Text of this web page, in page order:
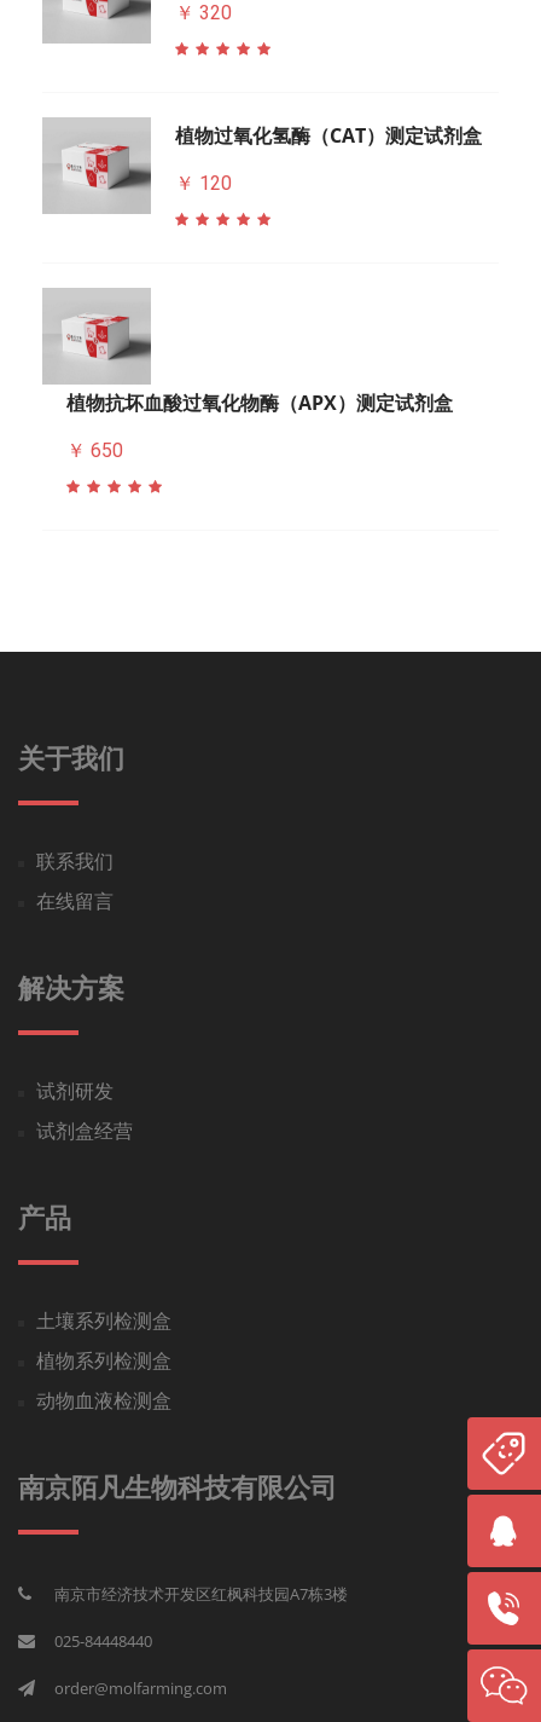
￥ 320
植物过氧化氢酶（CAT）测定试剂盒
￥ 120
植物抗坏血酸过氧化物酶（APX）测定试剂盒
￥ 650
关于我们
联系我们
在线留言
解决方案
试剂研发
试剂盒经营
产品
土壤系列检测盒
植物系列检测盒
动物血液检测盒
南京陌凡生物科技有限公司
南京市经济技术开发区红枫科技园A7栋3楼
025-84448440
order@molfarming.com